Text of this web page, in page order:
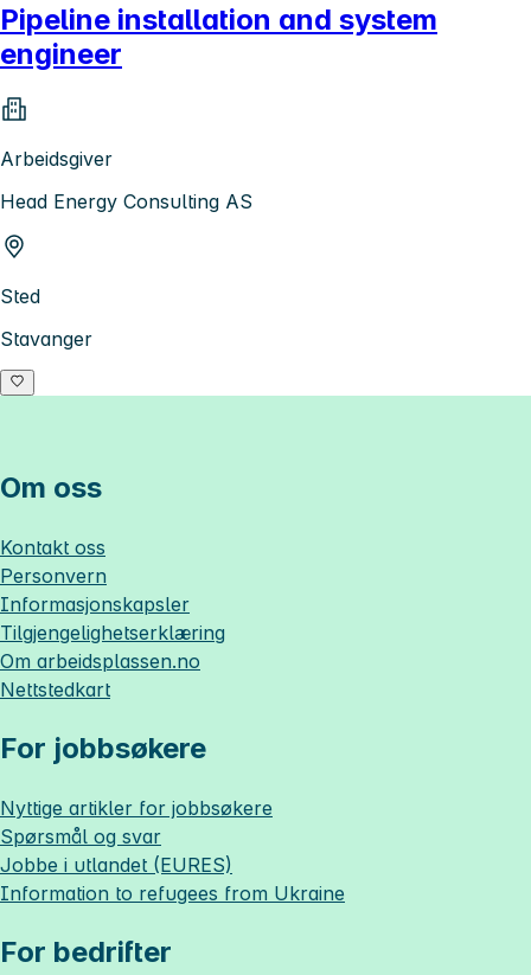
Pipeline installation and system
engineer
Arbeidsgiver
Head Energy Consulting AS
Sted
Stavanger
Om oss
Kontakt oss
Personvern
Informasjonskapsler
Tilgjengelighetserklæring
Om arbeidsplassen.no
Nettstedkart
For jobbsøkere
Nyttige artikler for jobbsøkere
Spørsmål og svar
Jobbe i utlandet (EURES)
Information to refugees from Ukraine
For bedrifter